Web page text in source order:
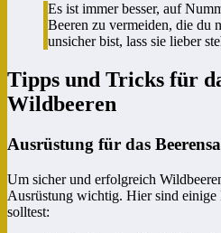
Es ist immer besser, auf
Beeren zu vermeiden, die du
unsicher bist, lass sie lieber
Tipps und Tricks für
Wildbeeren
Ausrüstung für das
Um sicher und erfolgreich
Ausrüstung wichtig. Hier sind einige
solltest: